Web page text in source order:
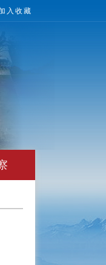
入收藏